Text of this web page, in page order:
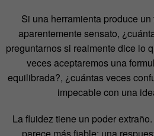
Si una herramienta produce
aparentemente sensato,
preguntarnos si realmente dice lo
veces aceptaremos una
equilibrada?, ¿cuántas veces
impecable con una
La fluidez tiene un poder